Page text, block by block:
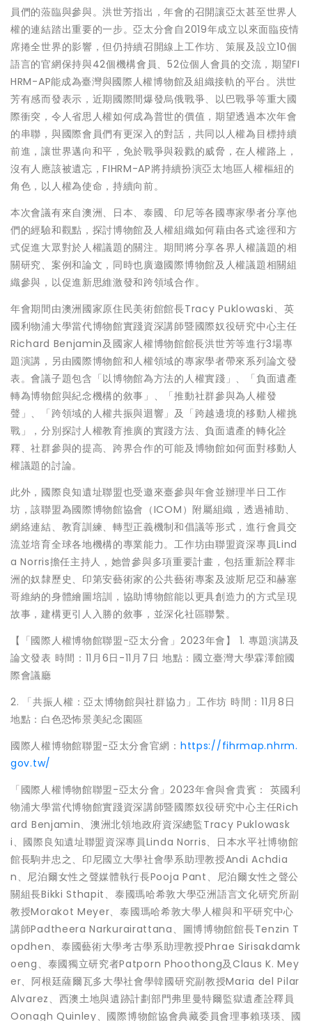
員們的蒞臨與參與。洪世芳指出，年會的召開讓亞太甚至世界人
權的連結踏出重要的一步。亞太分會自2019年成立以來面臨疫情
席捲全世界的影響，但仍持續召開線上工作坊、策展及設立10個
語言的官網保持與42個機構會員、52位個人會員的交流，期望FI
HRM-AP能成為臺灣與國際人權博物館及組織接軌的平台。洪世
芳有感而發表示，近期國際間爆發烏俄戰爭、以巴戰爭等重大國
際衝突，令人省思人權如何成為普世的價值，期望透過本次年會
的串聯，與國際會員們有更深入的對話，共同以人權為目標持續
前進，讓世界邁向和平，免於戰爭與殺戮的威脅，在人權路上，
沒有人應該被遺忘，FIHRM-AP將持續扮演亞太地區人權樞紐的
角色，以人權為使命，持續向前。
本次會議有來自澳洲、日本、泰國、印尼等各國專家學者分享他
們的經驗和觀點，探討博物館及人權組織如何藉由各式途徑和方
式促進大眾對於人權議題的關注。期間將分享各界人權議題的相
關研究、案例和論文，同時也廣邀國際博物館及人權議題相關組
織參與，以促進新思維激發和跨領域合作。
年會期間由澳洲國家原住民美術館館長Tracy Puklowaski、英
國利物浦大學當代博物館實踐資深講師暨國際奴役研究中心主任
Richard Benjamin及國家人權博物館館長洪世芳等進行3場專
題演講，另由國際博物館和人權領域的專家學者帶來系列論文發
表。會議子題包含「以博物館為方法的人權實踐」、「負面遺產
轉為博物館與紀念機構的敘事」、「推動社群參與為人權發
聲」、「跨領域的人權共振與迴響」及「跨越邊境的移動人權挑
戰」，分別探討人權教育推廣的實踐方法、負面遺產的轉化詮
釋、社群參與的提高、跨界合作的可能及博物館如何面對移動人
權議題的討論。
此外，國際良知遺址聯盟也受邀來臺參與年會並辦理半日工作
坊，該聯盟為國際博物館協會（ICOM）附屬組織，透過補助、
網絡連結、教育訓練、轉型正義機制和倡議等形式，進行會員交
流並培育全球各地機構的專業能力。工作坊由聯盟資深專員Lind
a Norris擔任主持人，她曾參與多項重要計畫，包括重新詮釋非
洲的奴隸歷史、印第安藝術家的公共藝術專案及波斯尼亞和赫塞
哥維納的身體繪圖培訓，協助博物館能以更具創造力的方式呈現
故事，建構更引人入勝的敘事，並深化社區聯繫。
【「國際人權博物館聯盟-亞太分會」2023年會】 1. 專題演講及
論文發表 時間：11月6日-11月7日 地點：國立臺灣大學霖澤館國
際會議廳
2. 「共振人權：亞太博物館與社群協力」工作坊 時間：11月8日
地點：白色恐怖景美紀念園區
國際人權博物館聯盟-亞太分會官網： https://fihrmap.nhrm.
gov.tw/
「國際人權博物館聯盟-亞太分會」2023年會與會貴賓： 英國利
物浦大學當代博物館實踐資深講師暨國際奴役研究中心主任Rich
ard Benjamin、澳洲北領地政府資深總監Tracy Puklowask
i、國際良知遺址聯盟資深專員Linda Norris、日本水平社博物館
館長駒井忠之、印尼國立大學社會學系助理教授Andi Achdia
n、尼泊爾女性之聲媒體執行長Pooja Pant、尼泊爾女性之聲公
關組長Bikki Sthapit、泰國瑪哈希敦大學亞洲語言文化研究所副
教授Morakot Meyer、泰國瑪哈希敦大學人權與和平研究中心
講師Padtheera Narkurairattana、圖博博物館館長Tenzin T
opdhen、泰國藝術大學考古學系助理教授Phrae Sirisakdamk
oeng、泰國獨立研究者Patporn Phoothong及Claus K. Mey
er、阿根廷薩爾瓦多大學社會學韓國研究副教授Maria del Pilar
Alvarez、西澳土地與遺跡計劃部門弗里曼特爾監獄遺產詮釋員
Oonagh Quinley、國際博物館協會典藏委員會理事賴瑛瑛、國